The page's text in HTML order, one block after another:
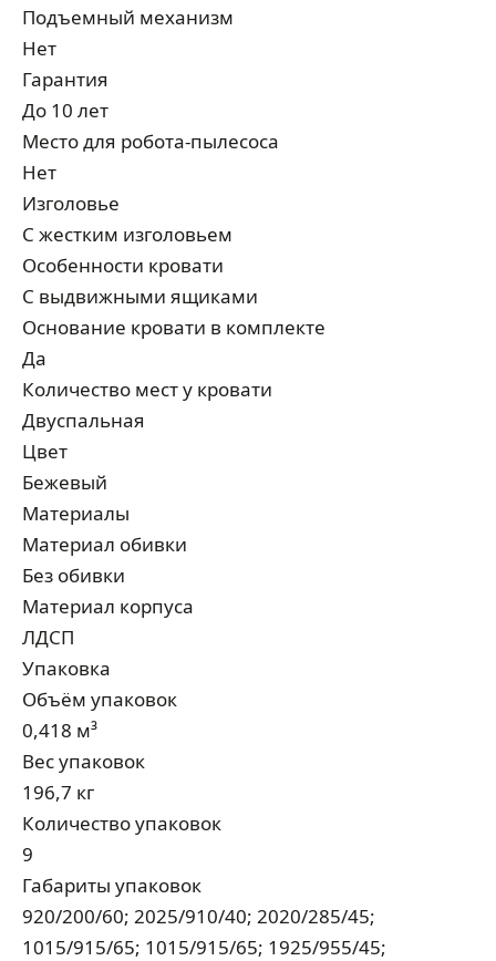
Подъемный механизм
Нет
Гарантия
До 10 лет
Место для робота-пылесоса
Нет
Изголовье
С жестким изголовьем
Особенности кровати
С выдвижными ящиками
Основание кровати в комплекте
Да
Количество мест у кровати
Двуспальная
Цвет
Бежевый
Материалы
Материал обивки
Без обивки
Материал корпуса
ЛДСП
Упаковка
Объём упаковок
0,418 м³
Вес упаковок
196,7 кг
Количество упаковок
9
Габариты упаковок
920/200/60; 2025/910/40; 2020/285/45;
1015/915/65; 1015/915/65; 1925/955/45;